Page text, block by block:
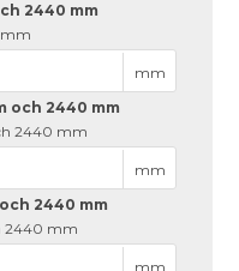
2440 mm
mm
mm
och 2440 mm
2440 mm
mm
2440 mm
2440 mm
mm